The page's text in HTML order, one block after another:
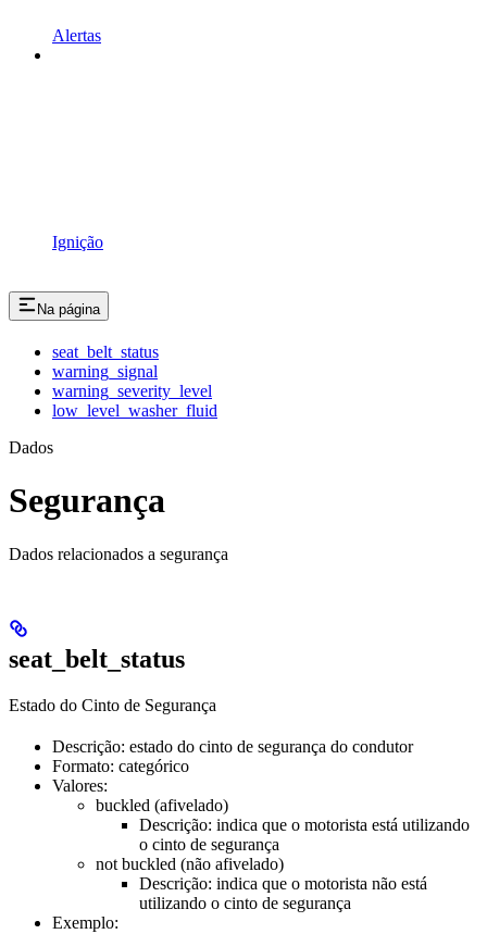
Alertas
Ignição
Na página
seat_belt_status
warning_signal
warning_severity_level
low_level_washer_fluid
Dados
Segurança
Dados relacionados a segurança
seat_belt_status
Estado do Cinto de Segurança
Descrição: estado do cinto de segurança do condutor
Formato: categórico
Valores:
buckled (afivelado)
Descrição: indica que o motorista está utilizando
o cinto de segurança
not buckled (não afivelado)
Descrição: indica que o motorista não está
utilizando o cinto de segurança
Exemplo: